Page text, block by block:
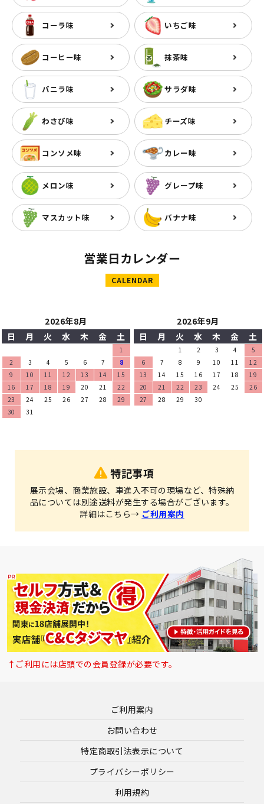
コーラ味 いちご味
コーヒー味 抹茶味
バニラ味 サラダ味
わさび味 チーズ味
コンソメ味 カレー味
メロン味 グレープ味
マスカット味 バナナ味
営業日カレンダー
CALENDAR
2026年8月
日
月 火 水 木 金 土
1
2
3 4 5 6 7
8
9
10 11 12 13 14
15
16
17 18 19 20 21
22
23
24 25 26 27 28
29
30
31
2026年9月
日
月 火 水 木 金 土
1 2 3 4
5
6
7 8 9 10 11
12
13
14 15 16 17 18
19
20
21 22 23 24 25
26
27
28 29 30
特記事項
展示会場、商業施設、車進入不可の現場など、特殊納
品については別途送料が発生する場合がございます。
詳細はこちら→ ご利用案内
↑ご利用には店頭での会員登録が必要です。
ご利用案内
お問い合わせ
特定商取引法表示について
プライバシーポリシー
利用規約